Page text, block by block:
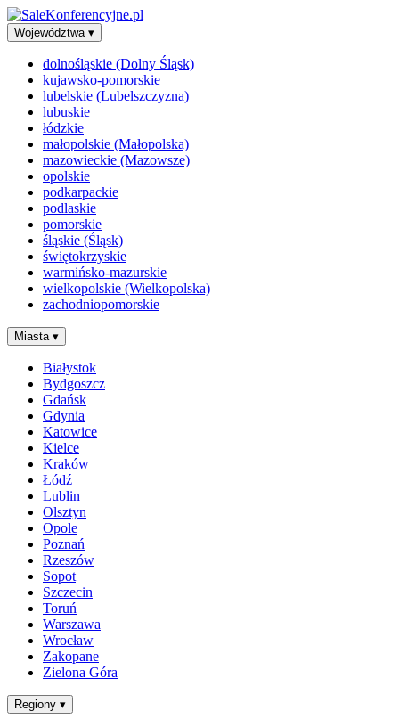
Województwa ▾
dolnośląskie (Dolny Śląsk)
kujawsko-pomorskie
lubelskie (Lubelszczyzna)
lubuskie
łódzkie
małopolskie (Małopolska)
mazowieckie (Mazowsze)
opolskie
podkarpackie
podlaskie
pomorskie
śląskie (Śląsk)
świętokrzyskie
warmińsko-mazurskie
wielkopolskie (Wielkopolska)
zachodniopomorskie
Miasta ▾
Białystok
Bydgoszcz
Gdańsk
Gdynia
Katowice
Kielce
Kraków
Łódź
Lublin
Olsztyn
Opole
Poznań
Rzeszów
Sopot
Szczecin
Toruń
Warszawa
Wrocław
Zakopane
Zielona Góra
Regiony ▾